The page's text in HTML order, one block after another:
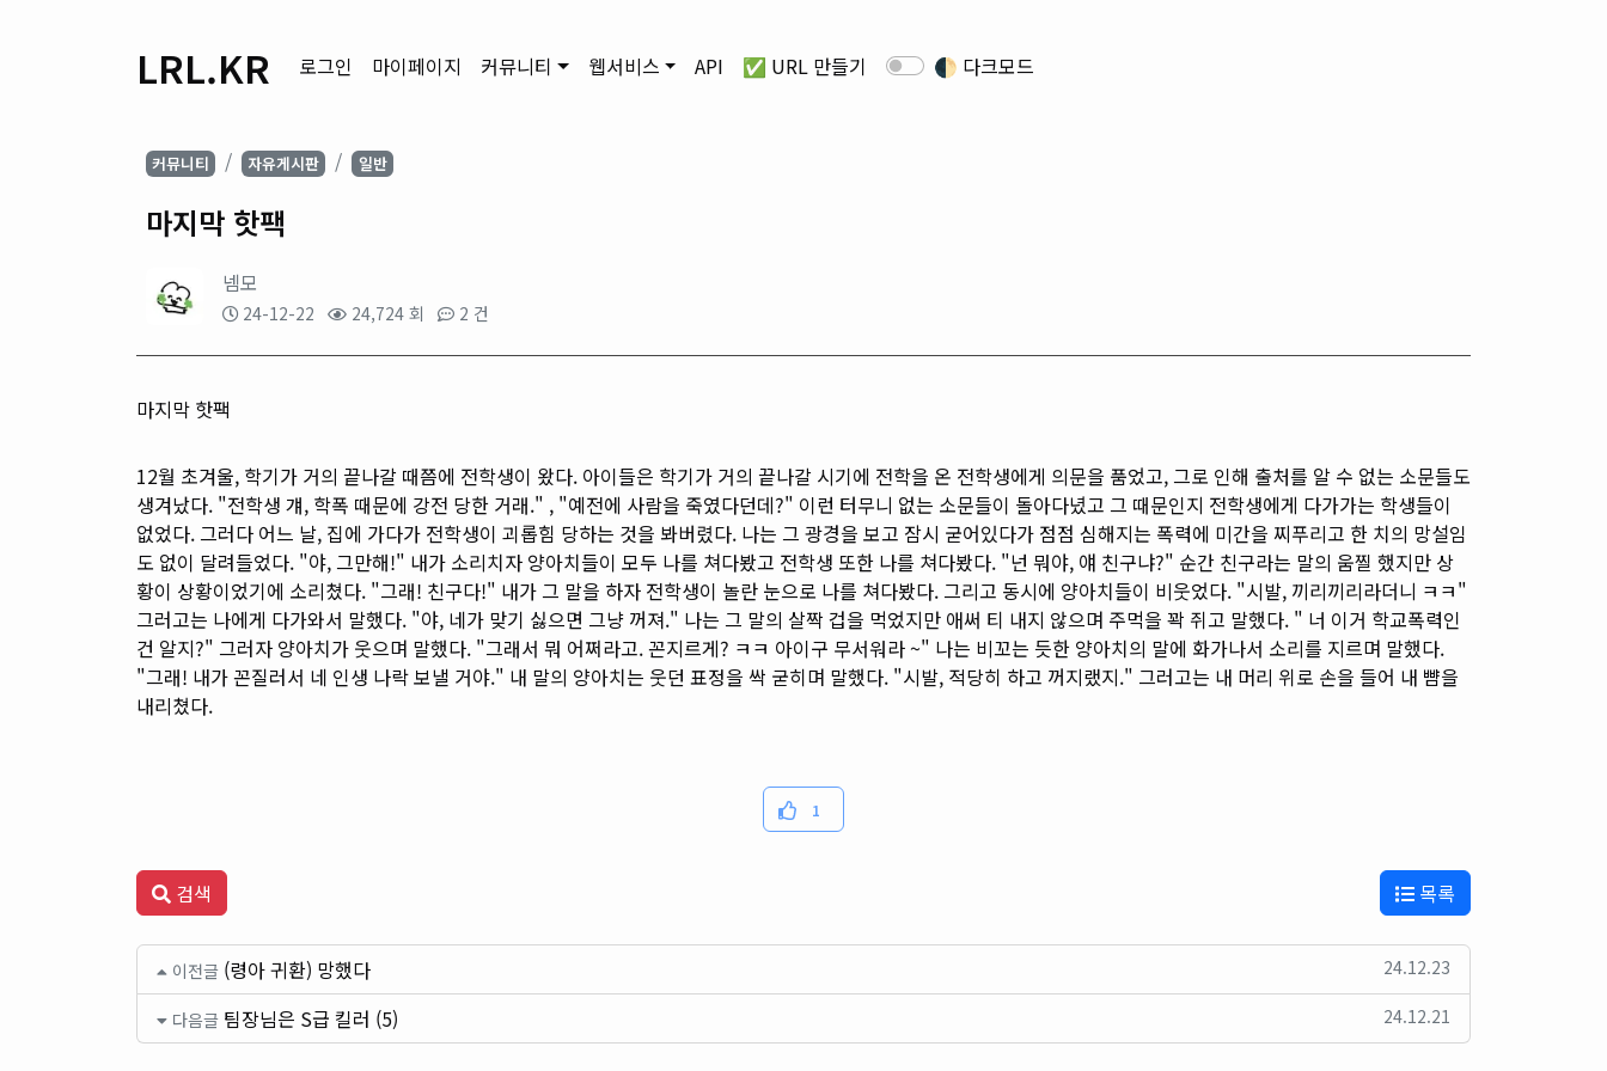
LRL.KR 로그인 마이페이지 커뮤니티 웹서비스 API ✅ URL 만들기 🌓 다크모드
커뮤니티 자유게시판 일반
마지막 핫팩
넴모
24-12-22 24,724 회 2 건
마지막 핫팩
12월 초겨울, 학기가 거의 끝나갈 때쯤에 전학생이 왔다. 아이들은 학기가 거의 끝나갈 시기에 전학을 온 전학생에게 의문을 품었고, 그로 인해 출처를 알 수 없는 소문들도
생겨났다. "전학생 걔, 학폭 때문에 강전 당한 거래." , "예전에 사람을 죽였다던데?" 이런 터무니 없는 소문들이 돌아다녔고 그 때문인지 전학생에게 다가가는 학생들이
없었다. 그러다 어느 날, 집에 가다가 전학생이 괴롭힘 당하는 것을 봐버렸다. 나는 그 광경을 보고 잠시 굳어있다가 점점 심해지는 폭력에 미간을 찌푸리고 한 치의 망설임
도 없이 달려들었다. "야, 그만해!" 내가 소리치자 양아치들이 모두 나를 쳐다봤고 전학생 또한 나를 쳐다봤다. "넌 뭐야, 얘 친구냐?" 순간 친구라는 말의 움찔 했지만 상
황이 상황이었기에 소리쳤다. "그래! 친구다!" 내가 그 말을 하자 전학생이 놀란 눈으로 나를 쳐다봤다. 그리고 동시에 양아치들이 비웃었다. "시발, 끼리끼리라더니 ㅋㅋ"
그러고는 나에게 다가와서 말했다. "야, 네가 맞기 싫으면 그냥 꺼져." 나는 그 말의 살짝 겁을 먹었지만 애써 티 내지 않으며 주먹을 꽉 쥐고 말했다. " 너 이거 학교폭력인
건 알지?" 그러자 양아치가 웃으며 말했다. "그래서 뭐 어쩌라고. 꼰지르게? ㅋㅋ 아이구 무서워라 ~" 나는 비꼬는 듯한 양아치의 말에 화가나서 소리를 지르며 말했다.
"그래! 내가 꼰질러서 네 인생 나락 보낼 거야." 내 말의 양아치는 웃던 표정을 싹 굳히며 말했다. "시발, 적당히 하고 꺼지랬지." 그러고는 내 머리 위로 손을 들어 내 뺨을
내리쳤다.
1
검색 목록
이전글 (령아 귀환) 망했다 24.12.23
다음글 팀장님은 S급 킬러 (5) 24.12.21